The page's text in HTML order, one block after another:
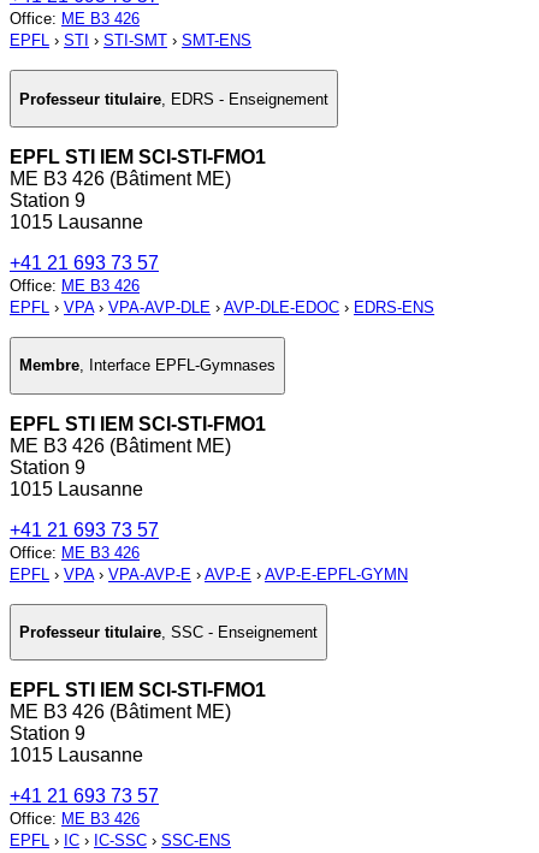
Office: ME B3 426
EPFL › STI › STI-SMT › SMT-ENS
Professeur titulaire EDRS - Enseignement
EPFL STI IEM SCI-STI-FMO1
ME B3 426 (Bâtiment ME)
Station 9
1015 Lausanne
+41 21 693 73 57
Office: ME B3 426
EPFL › VPA› VPA-AVP-DLE › AVP-DLE-EDOC › EDRS-ENS
Membre, Interface EPFL-Gymnases
EPFL STI IEM SCI-STI-FMO1
ME B3 426 (Bâtiment ME)
Station 9
1015 Lausanne
+41 21 693 73 57
Office: ME B3 426
EPFL › VPA› VPA-AVP-E › AVP-E › AVP-E-EPFL-GYMN
Professeur titulaire, SSC - Enseignement
EPFL STI IEM SCI-STI-FMO1
ME B3 426 (Bâtiment ME)
Station 9
1015 Lausanne
+41 21 693 73 57
Office: ME B3 426
EPFL › IC › IC-SSC › SSC-ENS